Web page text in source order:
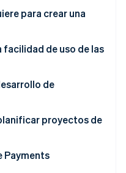
la
para crear una
inteligentes
facilidad de uso de las
de
proyectos de
Payments